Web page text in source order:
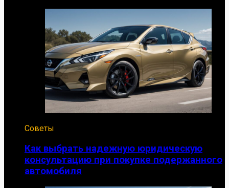
Советы
Как выбрать надежную юридическую
консультацию при покупке подержанного
автомобиля